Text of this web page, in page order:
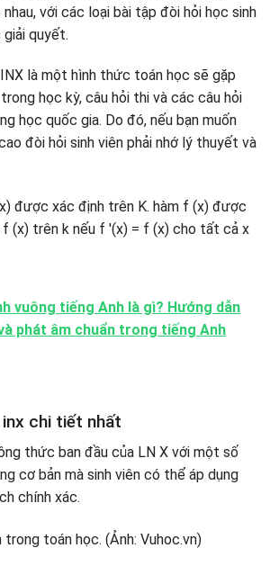
nhau, với các loại bài tập đòi hỏi học sinh
giải quyết.
là một hình thức toán học sẽ gặp
học kỳ, câu hỏi thi và các câu hỏi
học quốc gia. Do đó, nếu bạn muốn
đòi hỏi sinh viên phải nhớ lý thuyết và
được xác định trên K. hàm f (x) được
f (x) trên k nếu f '(x) = f (x) cho tất cả x
vuông tiếng Anh là gì? Hướng dẫn
phát âm chuẩn trong tiếng Anh
chi tiết nhất
thức ban đầu của LN X với một số
cơ bản mà sinh viên có thể áp dụng
chính xác.